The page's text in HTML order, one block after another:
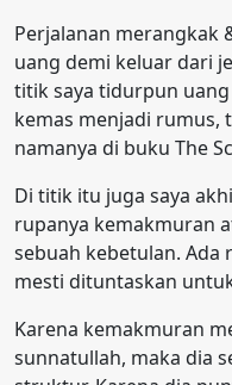
Perjalanan merangkak
uang demi keluar dari
titik saya tidurpun
kemas menjadi rumus,
namanya di buku The
Di titik itu juga saya
rupanya kemakmuran
sebuah kebetulan. Ada
mesti dituntaskan
Karena kemakmuran
sunnatullah, maka dia